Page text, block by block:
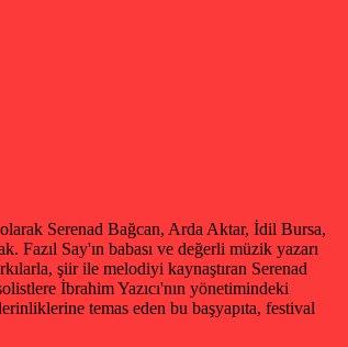
Serenad Bağcan, Arda Aktar, İdil Bursa,
Say'ın babası ve değerli müzik yazarı
şiir ile melodiyi kaynaştıran Serenad
İbrahim Yazıcı'nın yönetimindeki
temas eden bu başyapıta, festival